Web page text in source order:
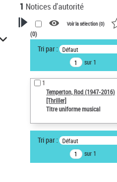
1 Notices d'autorité
VOTRE RECHERCHE
Recherche avancée dans les
notices d’autorité
Œuvres liées à l'auteur :
Temperton, Rod (1947-2016)
Sauvegarder votre recherche
AFFINER
Type de notice d'autorité
Voir la sélection (0)
(0)
Tri par : Défaut
sur 1
1
Temperton, Rod (1947-2016)
[Thriller]
Titre uniforme musical
Tri par : Défaut
sur 1